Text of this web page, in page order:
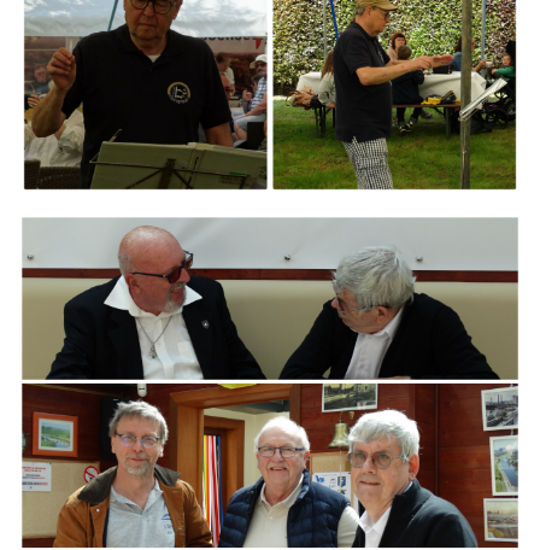
ARMCHAIR